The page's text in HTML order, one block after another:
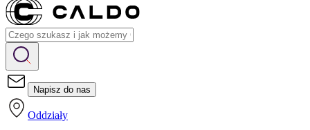
Napisz do nas
Oddziały